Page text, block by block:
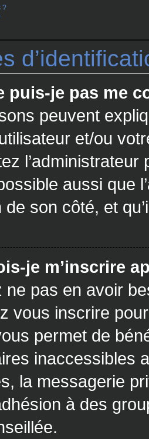
?
puis-je pas me
peuvent
et/ou
aussi que
son côté, et
je m’inscrire
ne pas en avoir
vous inscrire
permet de
inaccessibles
la messagerie
à des